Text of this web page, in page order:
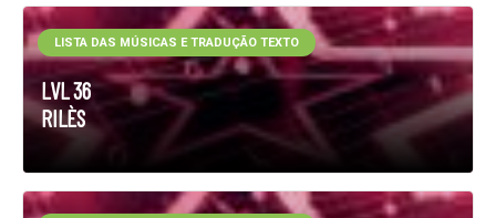
LVL 36
RILÈS
LISTA DAS MÚSICAS E TRADUÇÃO TEXTO